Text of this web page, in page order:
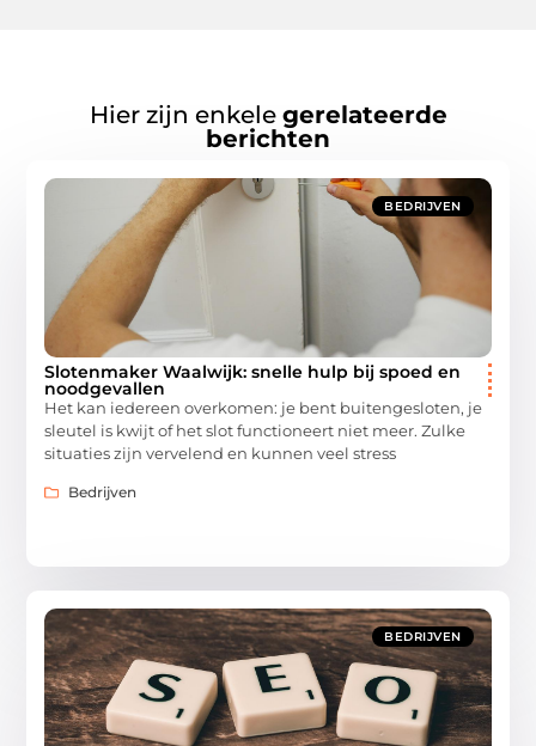
Hier zijn enkele gerelateerde
berichten
BEDRIJVEN
Slotenmaker Waalwijk: snelle hulp bij spoed en
noodgevallen
Het kan iedereen overkomen: je bent buitengesloten, je
sleutel is kwijt of het slot functioneert niet meer. Zulke
situaties zijn vervelend en kunnen veel stress
Bedrijven
BEDRIJVEN